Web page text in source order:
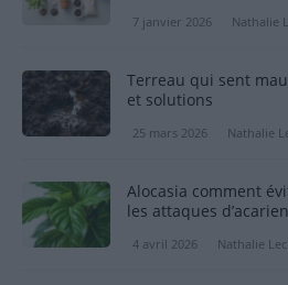
7 janvier 2026 Nathalie
Terreau qui sent
et solutions
25 mars 2026 Nathalie
Alocasia comment
les attaques
4 avril 2026 Nathalie